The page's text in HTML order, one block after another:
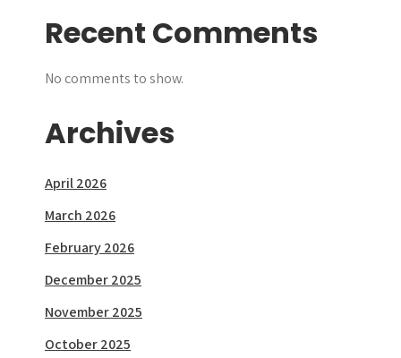
Recent Comments
No comments to show.
Archives
April 2026
March 2026
February 2026
December 2025
November 2025
October 2025